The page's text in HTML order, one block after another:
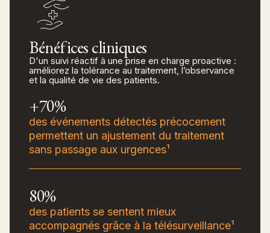
Bénéfices cliniques
D'un suivi réactif à une prise en charge proactive :
améliorez la tolérance au traitement, l’observance
et la qualité de vie des patients.
+70%
des événements détectés précocement
permettent un ajustement du traitement
sans passage aux urgences¹
80%
des patients se sentent mieux
accompagnés grâce à la télésurveillance¹